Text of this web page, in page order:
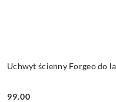
Uchwyt ścienny Forgeo do
99.00